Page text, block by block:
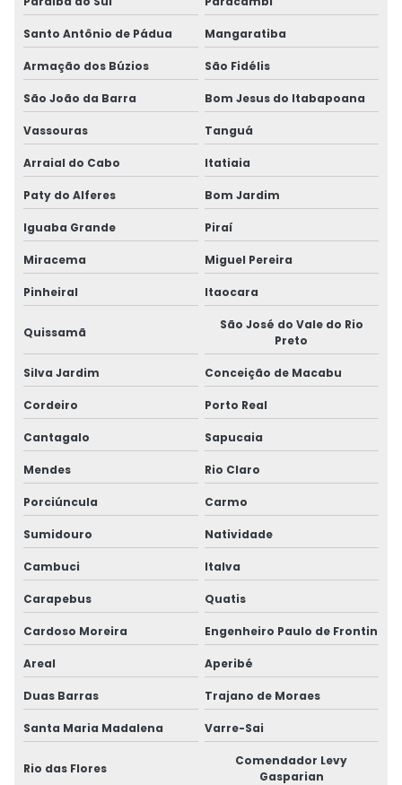
Santo Antônio de Pádua Mangaratiba
Armação dos Búzios São Fidélis
São João da Barra Bom Jesus do Itabapoana
Vassouras Tanguá
Arraial do Cabo Itatiaia
Paty do Alferes Bom Jardim
Iguaba Grande Piraí
Miracema Miguel Pereira
Pinheiral Itaocara
Quissamã
São José do Vale do Rio
Preto
Silva Jardim Conceição de Macabu
Cordeiro Porto Real
Cantagalo Sapucaia
Mendes Rio Claro
Porciúncula Carmo
Sumidouro Natividade
Cambuci Italva
Carapebus Quatis
Cardoso Moreira Engenheiro Paulo de Frontin
Areal Aperibé
Duas Barras Trajano de Moraes
Santa Maria Madalena Varre-Sai
Rio das Flores
Comendador Levy
Gasparian